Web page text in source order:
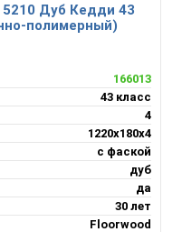
5210 Дуб Кедди 43
полимерный)
166013
43 класс
4
1220х180х4
с фаской
дуб
да
30 лет
Floorwood